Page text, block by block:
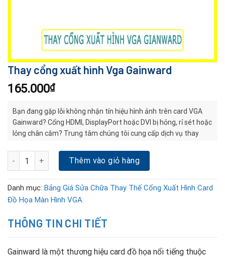
Thay cổng xuất hình Vga Gainward
165.000₫
Bạn đang gặp lỗi không nhận tín hiệu hình ảnh trên card VGA
Gainward? Cổng HDMI, DisplayPort hoặc DVI bị hỏng, rỉ sét hoặc
lỏng chân cắm? Trung tâm chúng tôi cung cấp dịch vụ thay
chuẩn, kỹ thuật hàn SMD chính xác, đảm bảo khôi phục chức
năng xuất hình nhanh chóng và an toàn. Kiểm tra – tư vấn miễn
phí!
Thay cổng xuất hình Vga Gainward số lượng
Thêm vào giỏ hàng
Danh mục: Bảng Giá Sửa Chữa Thay Thế Cổng Xuất Hình Card
Đồ Họa Màn Hình VGA
THÔNG TIN CHI TIẾT
Gainward là một thương hiệu card đồ họa nổi tiếng thuộc